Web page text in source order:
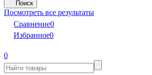
Поиск
Посмотреть все результаты
Сравнение0
Избранное0
0